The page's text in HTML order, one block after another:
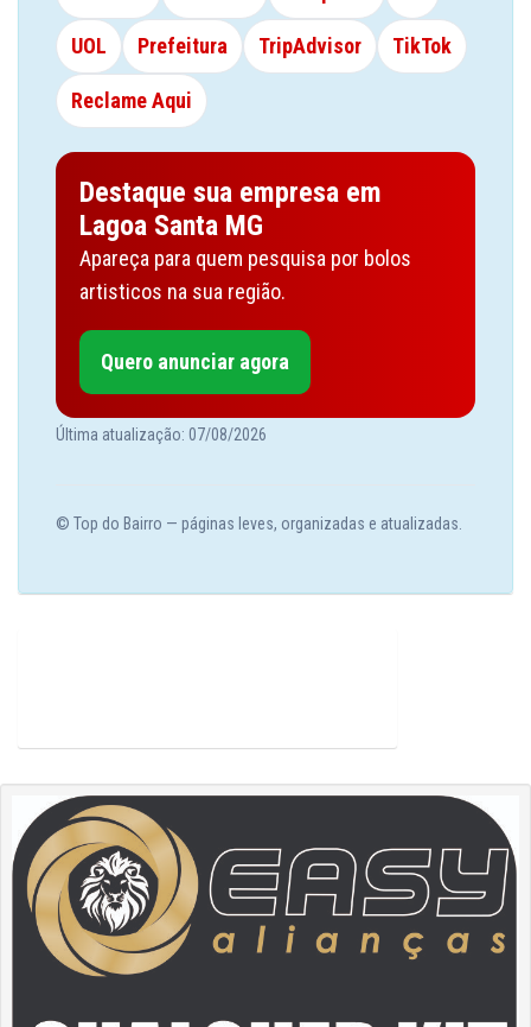
UOL Prefeitura TripAdvisor TikTok
Reclame Aqui
Destaque sua empresa em
Lagoa Santa MG
Apareça para quem pesquisa por bolos
artisticos na sua região.
Quero anunciar agora
Última atualização: 07/08/2026
© Top do Bairro — páginas leves, organizadas e atualizadas.